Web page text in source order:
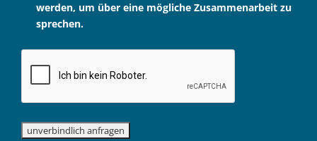
werden, um über eine mögliche Zusammenarbeit zu
sprechen.